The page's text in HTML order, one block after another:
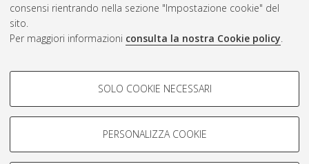
consensi rientrando nella sezione "Impostazione cookie" del
sito.
Per maggiori informazioni consulta la nostra Cookie policy.
COOKIE DI PROFILAZIONE -
Si tratta di cookie utilizzati per analizzare le caratteristiche della
navigazione degli utenti, creare profili in base al loro comportamento
SOLO COOKIE NECESSARI
PERSONALIZZA COOKIE
ISSN: 2038-7946
Impostazioni Cookie
Informativa sulla privacy
Condizioni d’uso del sito